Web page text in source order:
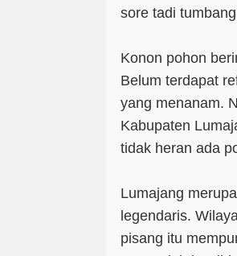
sore tadi
Konon pohon
Belum terdapat
yang menanam.
Kabupaten
tidak heran ada
Lumajang
legendaris.
pisang itu